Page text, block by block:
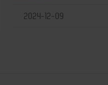
2024-12-09